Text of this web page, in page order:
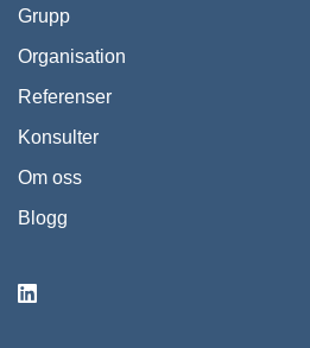
Grupp
Organisation
Referenser
Konsulter
Om oss
Blogg